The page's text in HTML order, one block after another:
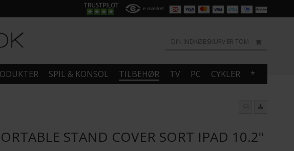
DIN INDKØBSKURV ER TOM
SPIL & KONSOL TILBEHØR TV PC CYKLER *
STAND COVER SORT IPAD 10.2"